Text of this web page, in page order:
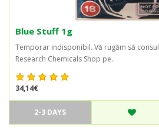
Blue Stuff 1g
Temporar indisponibil. Vă rugăm să
Research Chemicals Shop pe..
34,14€
2-3 DAYS